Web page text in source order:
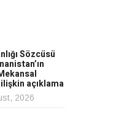
Sözcüsü
açıklama
2026